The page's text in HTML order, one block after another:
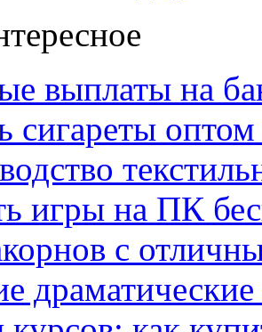
выплаты на
сигареты
игры на ПК
с